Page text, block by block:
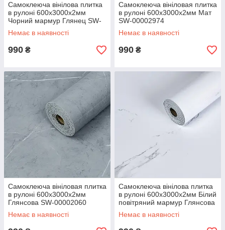
Самоклеюча вінілова плитка
в рулоні 600х3000х2мм
Чорний мармур Глянец SW-
00001289
Немає в наявності
990 ₴
Самоклеюча вініловая плитка
в рулоні 600х3000х2мм Мат
SW-00002974
Немає в наявності
990 ₴
Самоклеюча вініловая плитка
в рулоні 600х3000х2мм
Глянсова SW-00002060
Немає в наявності
Самоклеюча вінілова плитка
в рулоні 600х3000х2мм Білий
повітряний мармур Глянсова
SW-00001287
Немає в наявності